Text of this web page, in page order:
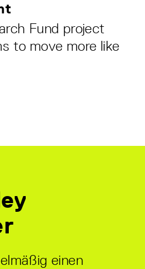
Fund project
to move more like
einen